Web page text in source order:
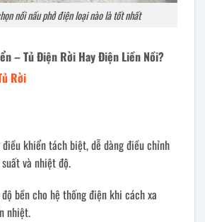
nồi nấu phở điện loại nào là tốt nhất
– Tủ Điện Rời Hay Điện Liền Nồi?
Rời
điều khiển tách biệt, dễ dàng điều chỉnh
và nhiệt độ.
bền cho hệ thống điện khi cách xa
nhiệt.